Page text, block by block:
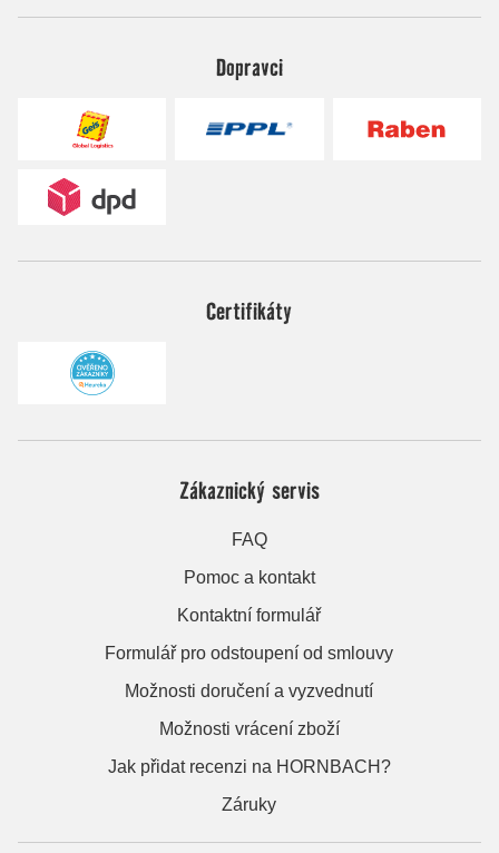
Dopravci
Certifikáty
Zákaznický servis
FAQ
Pomoc a kontakt
Kontaktní formulář
Formulář pro odstoupení od smlouvy
Možnosti doručení a vyzvednutí
Možnosti vrácení zboží
Jak přidat recenzi na HORNBACH?
Záruky